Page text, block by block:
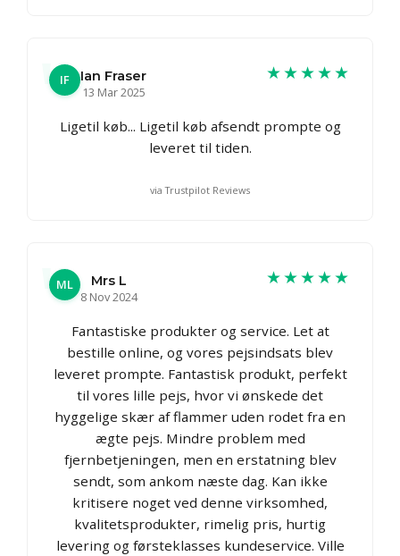
IF
Ian Fraser
13 Mar 2025
★★★★★
Ligetil køb... Ligetil køb afsendt prompte og
leveret til tiden.
via Trustpilot Reviews
ML
Mrs L
8 Nov 2024
★★★★★
Fantastiske produkter og service. Let at
bestille online, og vores pejsindsats blev
leveret prompte. Fantastisk produkt, perfekt
til vores lille pejs, hvor vi ønskede det
hyggelige skær af flammer uden rodet fra en
ægte pejs. Mindre problem med
fjernbetjeningen, men en erstatning blev
sendt, som ankom næste dag. Kan ikke
kritisere noget ved denne virksomhed,
kvalitetsprodukter, rimelig pris, hurtig
levering og førsteklasses kundeservice. Ville